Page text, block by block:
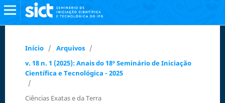
Início / Arquivos /
v. 18 n. 1 (2025): Anais do 18º Seminário de Iniciação
Científica e Tecnológica - 2025
/
Ciências Exatas e da Terra